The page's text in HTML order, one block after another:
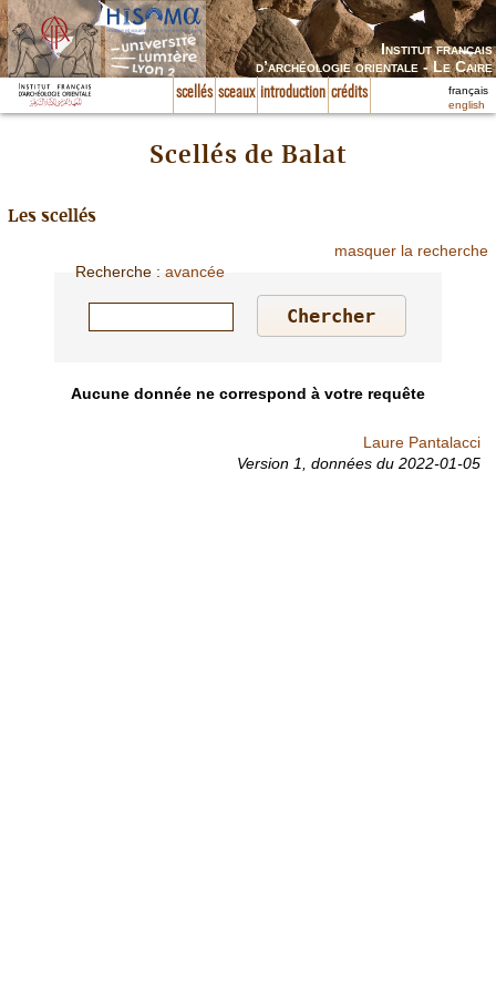
Institut français
d’archéologie orientale - Le Caire
scellés sceaux introduction crédits
français
english
Scellés de Balat
Les scellés
masquer la recherche
Recherche :avancée
Aucune donnée ne correspond à votre requête
Laure Pantalacci
Version 1, données du 2022-01-05